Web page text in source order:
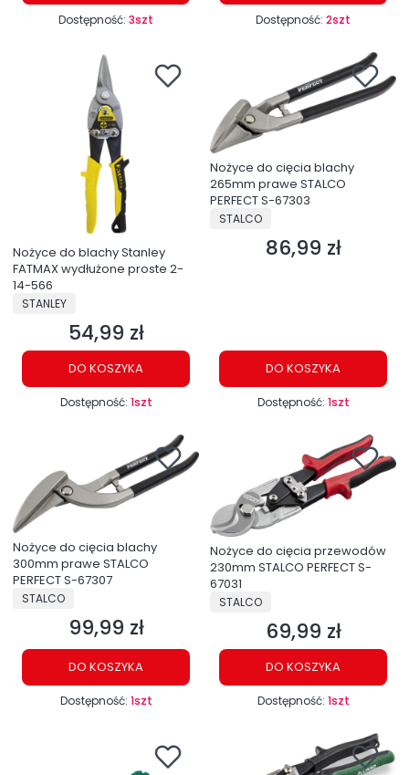
Dostępność: 3szt Dostępność: 2szt
Nożyce do blachy Stanley
FATMAX wydłużone proste 2-
14-566
PRODUCENT
STANLEY
Cena
54,99 zł
DO KOSZYKA
Dostępność: 1szt
Nożyce do cięcia blachy
265mm prawe STALCO
PERFECT S-67303
PRODUCENT
STALCO
Cena
86,99 zł
DO KOSZYKA
Dostępność: 1szt
Nożyce do cięcia blachy
300mm prawe STALCO
PERFECT S-67307
PRODUCENT
STALCO
Cena
99,99 zł
DO KOSZYKA
Dostępność: 1szt
Nożyce do cięcia przewodów
230mm STALCO PERFECT S-
67031
PRODUCENT
STALCO
Cena
69,99 zł
DO KOSZYKA
Dostępność: 1szt